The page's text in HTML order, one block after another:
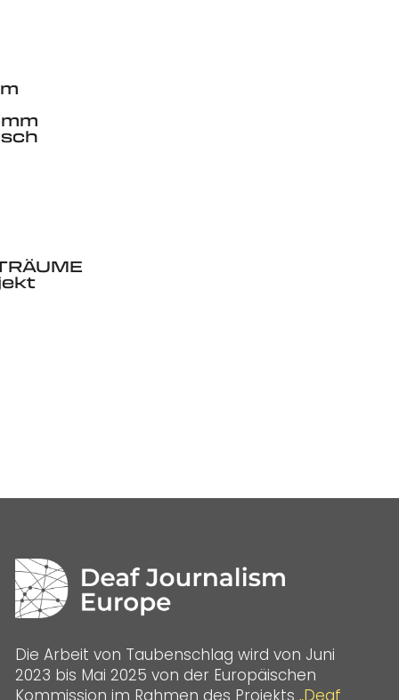
Die Arbeit von Taubenschlag wird von Juni
2023 bis Mai 2025 von der Europäischen
Kommission im Rahmen des Projekts „Deaf